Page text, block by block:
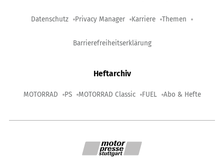
Datenschutz Privacy Manager Karriere Themen
Barrierefreiheitserklärung
Heftarchiv
MOTORRAD PS MOTORRAD Classic FUEL Abo & Hefte